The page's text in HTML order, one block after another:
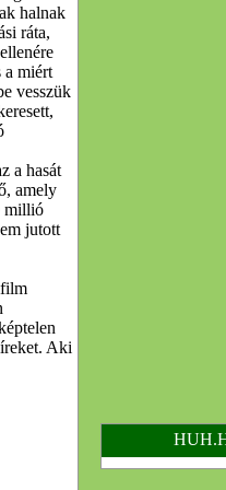
halnak
ráta,
a miért
vesszük
a hasát
amely
millió
jutott
Aki